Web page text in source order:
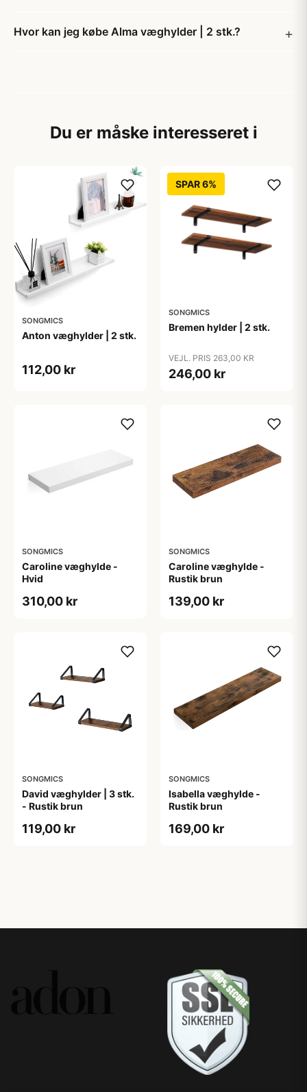
Hvor kan jeg købe Alma væghylder | 2 stk.?
Du er måske interesseret i
SONGMICS
Anton væghylder | 2 stk.
112,00 kr
SPAR 6%
SONGMICS
Bremen hylder | 2 stk.
VEJL. PRIS 263,00 KR
246,00 kr
SONGMICS
Caroline væghylde -
Hvid
310,00 kr
SONGMICS
Caroline væghylde -
Rustik brun
139,00 kr
SONGMICS
David væghylder | 3 stk.
- Rustik brun
119,00 kr
SONGMICS
Isabella væghylde -
Rustik brun
169,00 kr